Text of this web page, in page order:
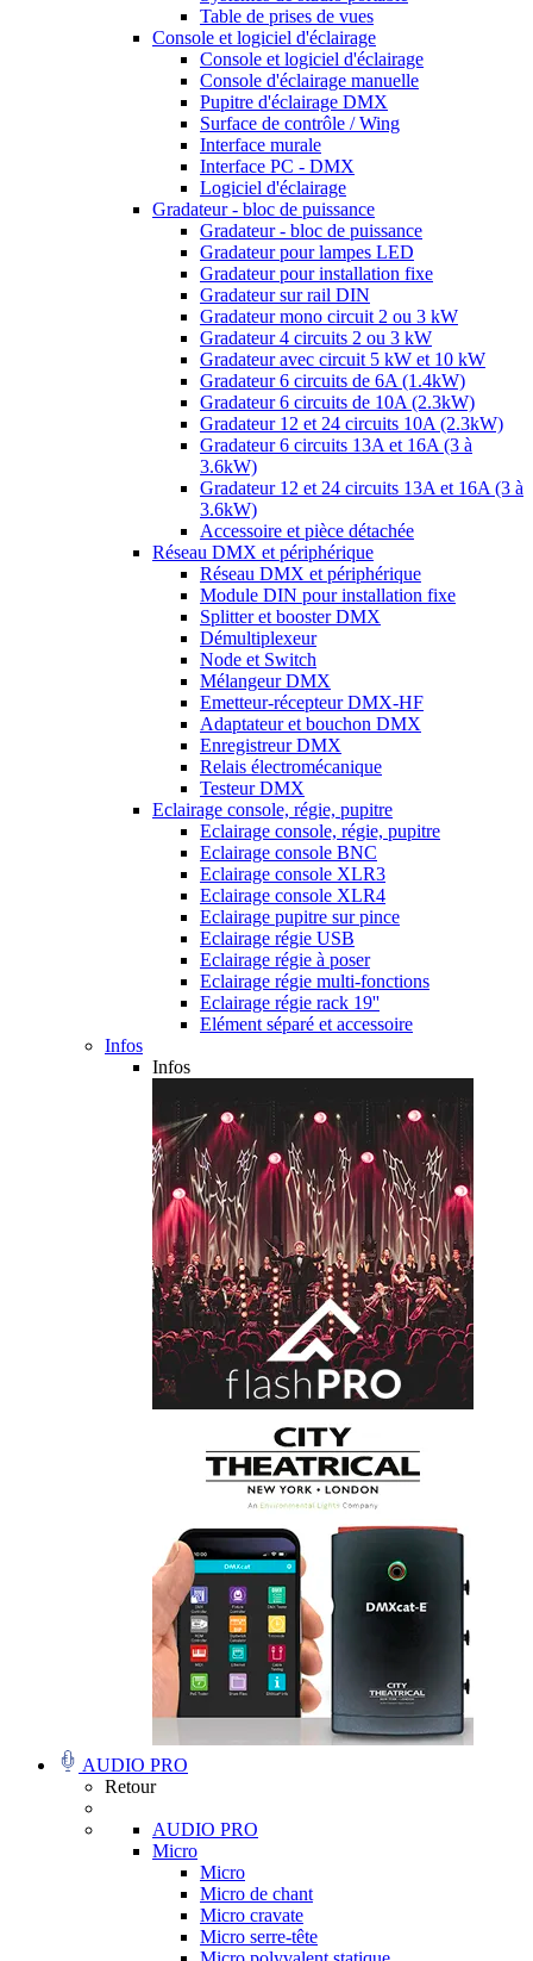
Table de prises de vues
Console et logiciel d'éclairage
Console et logiciel d'éclairage
Console d'éclairage manuelle
Pupitre d'éclairage DMX
Surface de contrôle / Wing
Interface murale
Interface PC - DMX
Logiciel d'éclairage
Gradateur - bloc de puissance
Gradateur - bloc de puissance
Gradateur pour lampes LED
Gradateur pour installation fixe
Gradateur sur rail DIN
Gradateur mono circuit 2 ou 3 kW
Gradateur 4 circuits 2 ou 3 kW
Gradateur avec circuit 5 kW et 10 kW
Gradateur 6 circuits de 6A (1.4kW)
Gradateur 6 circuits de 10A (2.3kW)
Gradateur 12 et 24 circuits 10A (2.3kW)
Gradateur 6 circuits 13A et 16A (3 à
3.6kW)
Gradateur 12 et 24 circuits 13A et 16A (3 à
3.6kW)
Accessoire et pièce détachée
Réseau DMX et périphérique
Réseau DMX et périphérique
Module DIN pour installation fixe
Splitter et booster DMX
Démultiplexeur
Node et Switch
Mélangeur DMX
Emetteur-récepteur DMX-HF
Adaptateur et bouchon DMX
Enregistreur DMX
Relais électromécanique
Testeur DMX
Eclairage console, régie, pupitre
Eclairage console, régie, pupitre
Eclairage console BNC
Eclairage console XLR3
Eclairage console XLR4
Eclairage pupitre sur pince
Eclairage régie USB
Eclairage régie à poser
Eclairage régie multi-fonctions
Eclairage régie rack 19''
Elément séparé et accessoire
Infos
Infos
AUDIO PRO
Retour
AUDIO PRO
Micro
Micro
Micro de chant
Micro cravate
Micro serre-tête